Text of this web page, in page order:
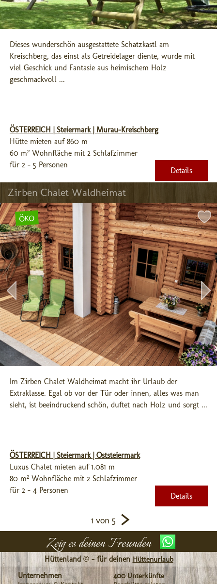
Dieses wunderschön ausgestattete Schatzkastl am
Kreischberg, das einst als Getreidelager diente, wurde mit
viel Geschick und Fantasie aus heimischem Holz
geschmackvoll ...
ÖSTERREICH | Steiermark | Murau-Kreischberg
Hütte mieten auf 860 m
60 m² Wohnfläche mit 2 Schlafzimmer
für 2 - 5 Personen
Details
Zirben Chalet Waldheimat
ÖKO
Im Zirben Chalet Waldheimat macht ihr Urlaub der
Extraklasse. Egal ob vor der Tür oder innen, alles was man
sieht, ist beeindruckend schön, duftet nach Holz und sorgt ...
ÖSTERREICH | Steiermark | Oststeiermark
Luxus Chalet mieten auf 1.081 m
80 m² Wohnfläche mit 2 Schlafzimmer
für 2 - 4 Personen
Details
1 von 5 >
Zeig es deinen Freunden
Hüttenland © - für deinen Hüttenurlaub
Unternehmen
400 Unterkünfte